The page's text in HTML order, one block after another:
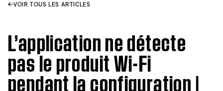
VOIR TOUS LES ARTICLES
L’application ne détecte
pas le produit Wi-Fi
pendant la configuration |